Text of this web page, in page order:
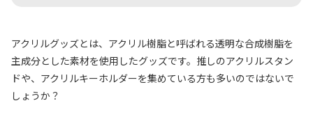
アクリルグッズとは、アクリル樹脂と呼ばれる透明な合成樹脂を
主成分とした素材を使用したグッズです。推しのアクリルスタン
ドや、アクリルキーホルダーを集めている方も多いのではないで
しょうか？